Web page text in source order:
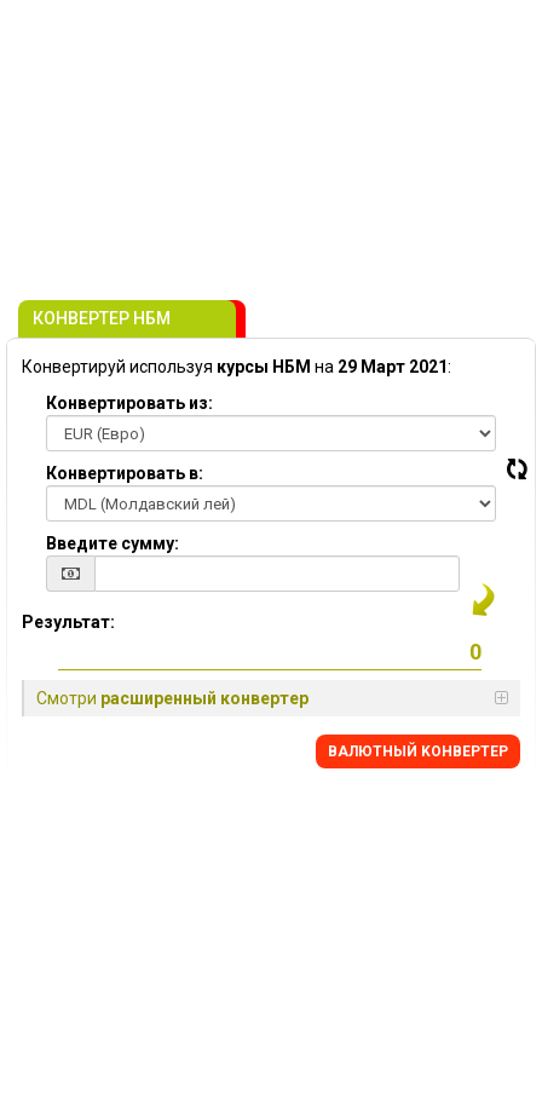
КОНВЕРТЕР НБМ
Конвертируй используя курсы НБМ на 29 Март 2021:
Конвертировать из:
Конвертировать в:
Введите сумму:
Результат:
Смотри расширенный конвертер
BАЛЮТНЫЙ KОНВЕРТЕР